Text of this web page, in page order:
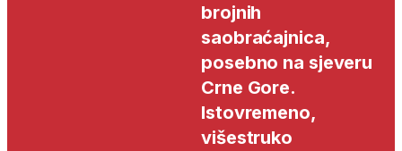
brojnih
saobraćajnica,
posebno na sjeveru
Crne Gore.
Istovremeno,
višestruko